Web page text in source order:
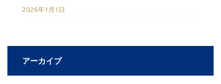
2026年1月1日
アーカイブ